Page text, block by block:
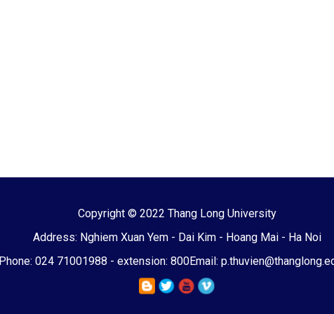
Copyright © 2022 Thang Long University
Address: Nghiem Xuan Yem - Dai Kim - Hoang Mai - Ha Noi
Phone: 024 71001988 - extension: 800Email: